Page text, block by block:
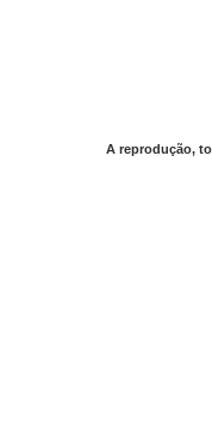
A reprodução,